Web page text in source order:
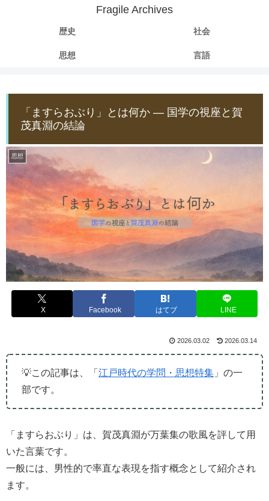
Fragile Archives
歴史 社会
思想 言語
「ますらおぶり」とは何か ― 国学の視座と賀
茂真淵の結論
思想
X Facebook はてブ LINE
2026.03.02 2026.03.14
💡この記事は、「 江戸時代の学問・思想特集 」の一
部です。
「ますらおぶり」は、賀茂真淵が万葉集の歌風を評して用
いた言葉です。
一般には、男性的で率直な表現を指す概念として紹介され
ます。